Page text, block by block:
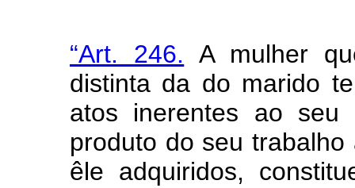
“Art. 246. A mulher
distinta da do marido
atos inerentes ao
produto do seu
êle adquiridos,